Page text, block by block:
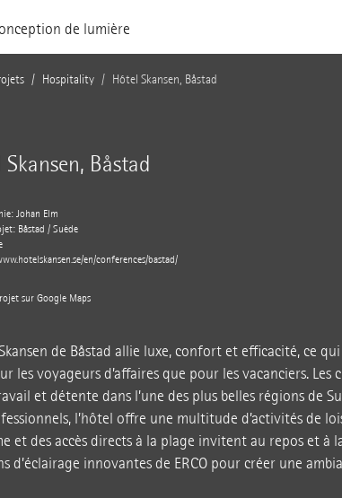
de lumière
Hospitality Hôtel Skansen, Båstad
Båstad
Johan Elm
Båstad / Suède
en/conferences/bastad/
sur Google Maps
de Båstad allie luxe, confort et efficacité, ce
les voyageurs d’affaires que pour les vacanciers.
et détente dans l’une des plus belles régions de
l’hôtel offre une multitude d’activités de
et des accès directs à la plage invitent au repos et à
d’éclairage innovantes de ERCO pour créer une